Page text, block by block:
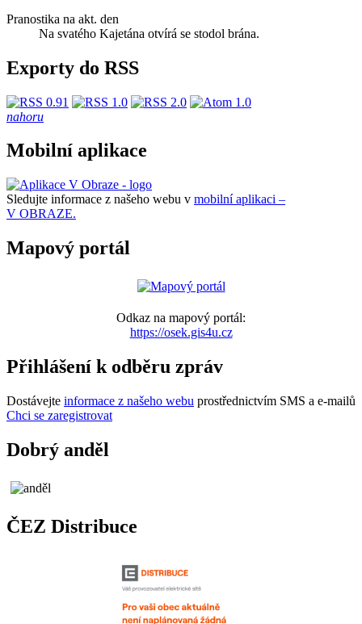
Pranostika na akt. den
Na svatého Kajetána otvírá se stodol brána.
Exporty do RSS
nahoru
Mobilní aplikace
Sledujte informace z našeho webu v mobilní aplikaci –
V OBRAZE.
Mapový portál
Odkaz na mapový portál:
https://osek.gis4u.cz
Přihlášení k odběru zpráv
Dostávejte informace z našeho webu prostřednictvím SMS a e-mailů
Chci se zaregistrovat
Dobrý anděl
ČEZ Distribuce